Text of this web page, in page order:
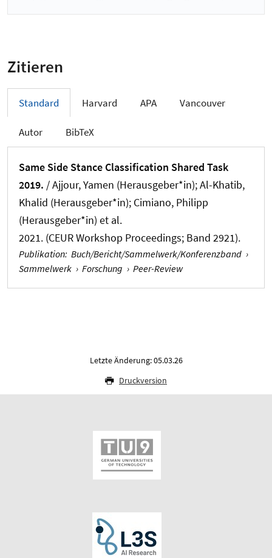
Zitieren
Standard Harvard APA Vancouver
Autor BibTeX
Same Side Stance Classification Shared Task
2019. /Ajjour, Yamen (Herausgeber*in); Al-Khatib,
Khalid (Herausgeber*in); Cimiano, Philipp
(Herausgeber*in) et al.
2021. (CEUR Workshop Proceedings; Band 2921).
Publikation: Buch/Bericht/Sammelwerk/Konferenzband ›
Sammelwerk › Forschung › Peer-Review
Letzte Änderung: 05.03.26
Druckversion